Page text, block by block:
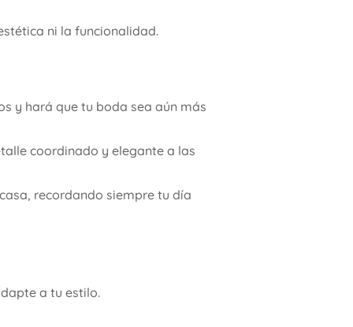
ni la funcionalidad.
y hará que tu boda sea aún más
coordinado y elegante a las
recordando siempre tu día
a tu estilo.